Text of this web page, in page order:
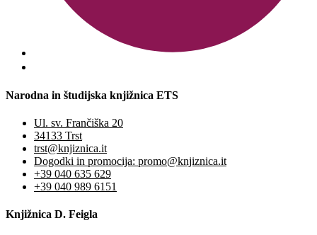
Narodna in študijska knjižnica ETS
Ul. sv. Frančiška 20
34133 Trst
trst@knjiznica.it
Dogodki in promocija: promo@knjiznica.it
+39 040 635 629
+39 040 989 6151
Knjižnica D. Feigla